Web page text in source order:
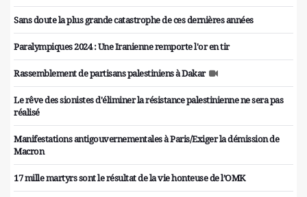
Sans doute la plus grande catastrophe de ces dernières années
Paralympiques 2024 : Une Iranienne remporte l'or en tir
Rassemblement de partisans palestiniens à Dakar
Le rêve des sionistes d'éliminer la résistance palestinienne ne sera pas
réalisé
Manifestations antigouvernementales à Paris/Exiger la démission de
Macron
17 mille martyrs sont le résultat de la vie honteuse de l’OMK